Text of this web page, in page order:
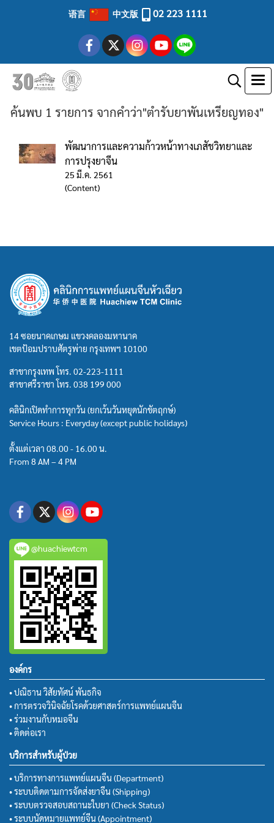
语言 中文版 02 223 1111
ค้นพบ 1 รายการ จากคำว่า"ตำรับยาพันเหรียญทอง"
พัฒนาการและความก้าวหน้าทางเภสัชวิทยาและ
การปรุงยาจีน
25 มี.ค. 2561
(Content)
14 ซอยนาคเกษม แขวงคลองมหานาค
เขตป้อมปราบศัตรูพ่าย กรุงเทพฯ 10100
สาขากรุงเทพ โทร. 02-223-1111
สาขาศรีราชา โทร. 038 199 000
คลินิกเปิดทำการทุกวัน (ยกเว้นวันหยุดนักขัตฤกษ์)
Service Hours : Everyday (except public holidays)
ตั้งแต่เวลา 08.00 - 16.00 น.
From 8 AM – 4 PM
@huachiewtcm
องค์กร
• ปณิธาน วิสัยทัศน์ พันธกิจ
• การตรวจวินิจฉัยโรคด้วยศาสตร์การแพทย์แผนจีน
• ร่วมงานกับหมอจีน
• ติดต่อเรา
บริการสำหรับผู้ป่วย
• บริการทางการแพทย์แผนจีน (Department)
• ระบบติดตามการจัดส่งยาจีน (Shipping)
• ระบบตรวจสอบสถานะใบยา (Check Status)
• ระบบนัดหมายแพทย์จีน (Appointment)